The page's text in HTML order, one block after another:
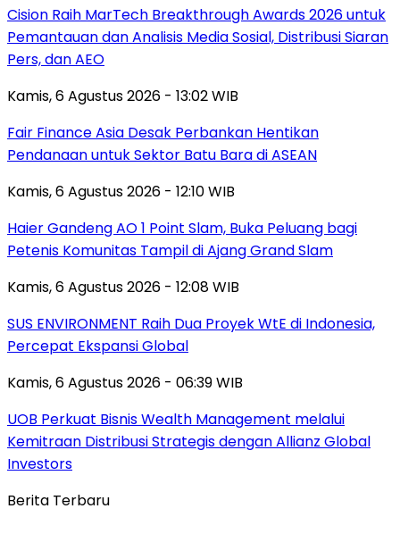
Cision Raih MarTech Breakthrough Awards 2026 untuk
Pemantauan dan Analisis Media Sosial, Distribusi Siaran
Pers, dan AEO
Kamis, 6 Agustus 2026 - 13:02 WIB
Fair Finance Asia Desak Perbankan Hentikan
Pendanaan untuk Sektor Batu Bara di ASEAN
Kamis, 6 Agustus 2026 - 12:10 WIB
Haier Gandeng AO 1 Point Slam, Buka Peluang bagi
Petenis Komunitas Tampil di Ajang Grand Slam
Kamis, 6 Agustus 2026 - 12:08 WIB
SUS ENVIRONMENT Raih Dua Proyek WtE di Indonesia,
Percepat Ekspansi Global
Kamis, 6 Agustus 2026 - 06:39 WIB
UOB Perkuat Bisnis Wealth Management melalui
Kemitraan Distribusi Strategis dengan Allianz Global
Investors
Berita Terbaru